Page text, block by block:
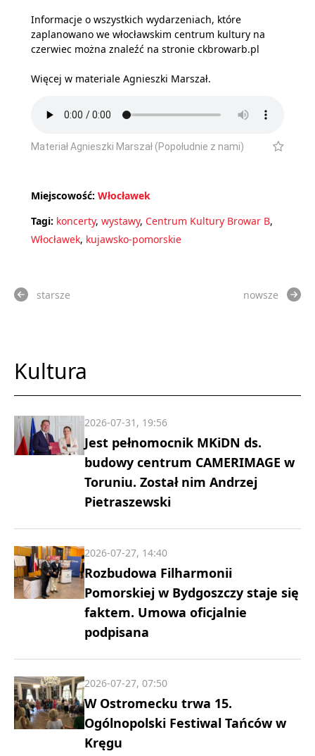
Informacje o wszystkich wydarzeniach, które
zaplanowano we włocławskim centrum kultury na
czerwiec można znaleźć na stronie ckbrowarb.pl
Więcej w materiale Agnieszki Marszał.
Materiał Agnieszki Marszał (Popołudnie z nami)
Miejscowość: Włocławek
Tagi: koncerty, wystawy, Centrum Kultury Browar B,
Włocławek, kujawsko-pomorskie
starsze nowsze
Kultura
Jest pełnomocnik MKiDN ds.
budowy centrum CAMERIMAGE w
Toruniu. Został nim Andrzej
Pietraszewski
2026-07-31, 19:56
Rozbudowa Filharmonii
Pomorskiej w Bydgoszczy staje się
faktem. Umowa oficjalnie
podpisana
2026-07-27, 14:40
W Ostromecku trwa 15.
Ogólnopolski Festiwal Tańców w
Kręgu
2026-07-27, 07:50